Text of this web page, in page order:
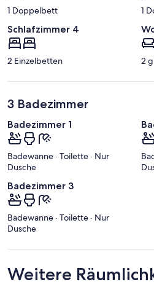
1 Doppelbett 1
Schlafzimmer 4
2 Einzelbetten 2
3 Badezimmer
Badezimmer 1
Badewanne · Toilette · Nur
Dusche
Badezimmer 3
Badewanne · Toilette · Nur
Dusche
Weitere